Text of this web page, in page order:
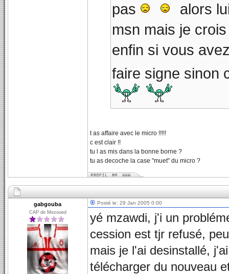
pas
alors
msn mais je
enfin si vous
faire signe sinon
t as affaire avec le micro !!!!!
c est clair !!
tu l as mis dans la bonne borne ?
tu as decoche la case "muet" du micro ?
gabgouba
CAP de Mezoued
Posté le: 29 Jan 2005 0:00
yé mzawdi, j'i un
cession est tjr refusé,
mais je l'ai desinstallé,
télécharger du nouveau